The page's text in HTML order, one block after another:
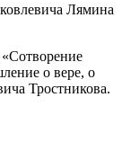
Лямина
о вере, о
Тростникова.